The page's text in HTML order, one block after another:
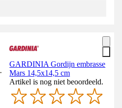
GARDINIA Gordijn embrasse
Mars 14,5x14,5 cm
Artikel is nog niet beoordeeld.